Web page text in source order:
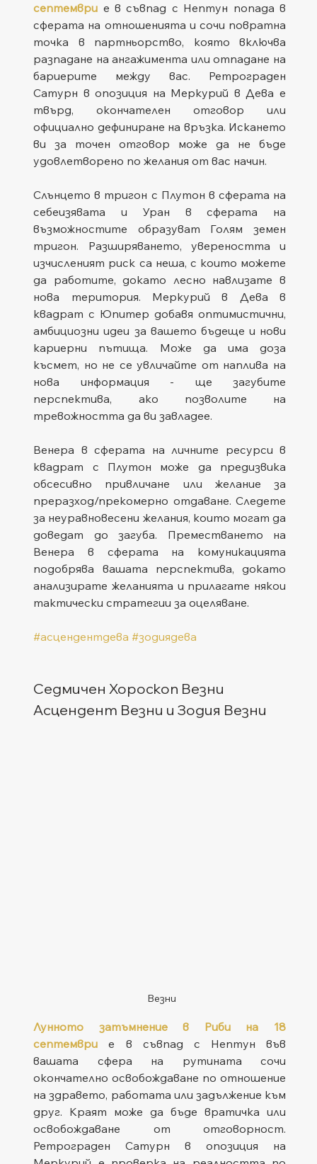
септември е в съвпад с Нептун попада в
сферата на отношенията и сочи повратна
точка в партньорство, която включва
разпадане на ангажимента или отпадане на
бариерите между вас. Ретрограден
Сатурн в опозиция на Меркурий в Дева е
твърд, окончателен отговор или
официално дефиниране на връзка. Искането
ви за точен отговор може да не бъде
удовлетворено по желания от вас начин.
Слънцето в тригон с Плутон в сферата на
себеизявата и Уран в сферата на
възможностите образуват Голям земен
тригон. Разширяването, увереността и
изчисленият риск са неша, с които можете
да работите, докато лесно навлизате в
нова територия. Меркурий в Дева в
квадрат с Юпитер добавя оптимистични,
амбициозни идеи за вашето бъдеще и нови
кариерни пътища. Може да има доза
късмет, но не се увличайте от наплива на
нова информация - ще загубите
перспектива, ако позволите на
тревожността да ви завладее.
Венера в сферата на личните ресурси в
квадрат с Плутон може да предизвика
обсесивно привличане или желание за
преразход/прекомерно отдаване. Следете
за неуравновесени желания, които могат да
доведат до загуба. Преместването на
Венера в сферата на комуникацията
подобрява вашата перспектива, докато
анализирате желанията и прилагате някои
тактически стратегии за оцеляване.
#асцендентдева #зодиядева
Седмичен Хороскоп Везни
Асцендент Везни и Зодия Везни
Везни
Лунното затъмнение в Риби на 18
септември е в съвпад с Нептун във
вашата сфера на рутината сочи
окончателно освобождаване по отношение
на здравето, работата или задължение към
друг. Краят може да бъде вратичка или
освобождаване от отговорност.
Ретрограден Сатурн в опозиция на